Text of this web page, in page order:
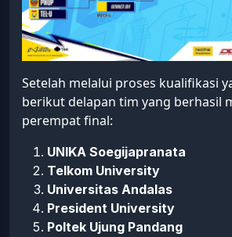
Setelah melalui proses kualifikasi
berikut delapan tim yang berhasil
perempat final:
UNIKA Soegijapranata
Telkom University
Universitas Andalas
President University
Poltek Ujung Pandang